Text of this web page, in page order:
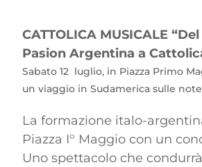
CATTOLICA MUSICALE
Pasion Argentina a
Sabato 12 luglio, in Piazza Primo
un viaggio in Sudamerica sulle
La formazione italo-
Piazza I° Maggio con un
Uno spettacolo che